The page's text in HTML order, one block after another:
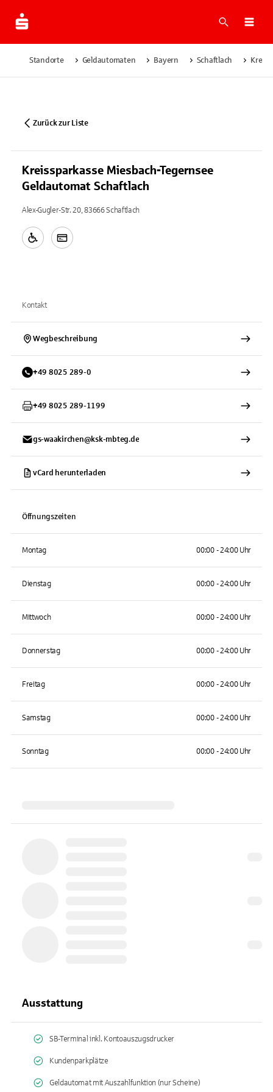
Suche
Standorte Geldautomaten Bayern Schaftlach
Zurück zur Liste
Kreissparkasse Miesbach-Tegernsee
Geldautomat Schaftlach
Alex-Gugler-Str. 20, 83666 Schaftlach
Kontakt
Wegbeschreibung
+49 8025 289-0
+49 8025 289-1199
gs-waakirchen@ksk-mbteg.de
vCard herunterladen
Öffnungszeiten
Montag 00:00 - 24:00 Uhr
Dienstag 00:00 - 24:00 Uhr
Mittwoch 00:00 - 24:00 Uhr
Donnerstag 00:00 - 24:00 Uhr
Freitag 00:00 - 24:00 Uhr
Samstag 00:00 - 24:00 Uhr
Sonntag 00:00 - 24:00 Uhr
Ausstattung
SB-Terminal inkl. Kontoauszugsdrucker
Kundenparkplätze
Geldautomat mit Auszahlfunktion (nur Scheine)